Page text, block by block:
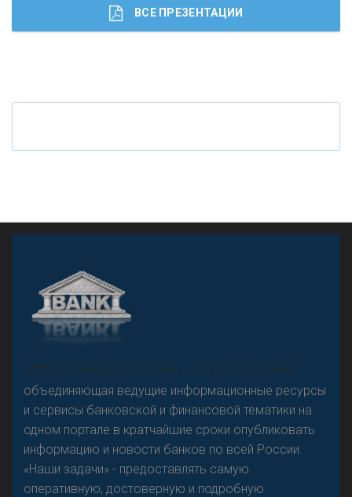
ВСЕ ПРЕЗЕНТАЦИИ
«Н
овости Банков России» – группа компаний,
объединяющая ведущие информационные ресурсы
и сервисы банковской и финансовой тематики на
одном портале в кратчайшие сроки опубликовать
информацию и новости банков по всей России.
«Наши задачи» - предоставлять самую
оперативную, достоверную и подробную